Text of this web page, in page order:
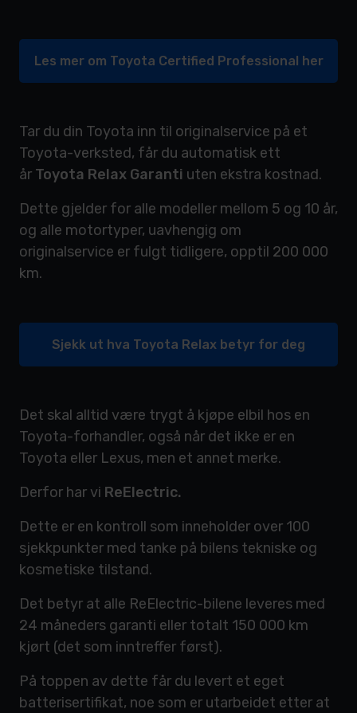
Les mer om Toyota Certified Professional her
Tar du din Toyota inn til originalservice på et
Toyota-verksted, får du automatisk ett
år Toyota Relax Garanti uten ekstra kostnad.
Dette gjelder for alle modeller mellom 5 og 10 år,
og alle motortyper, uavhengig om
originalservice er fulgt tidligere, opptil 200 000
km.
Sjekk ut hva Toyota Relax betyr for deg
Det skal alltid være trygt å kjøpe elbil hos en
Toyota-forhandler, også når det ikke er en
Toyota eller Lexus, men et annet merke.
Derfor har vi ReElectric.
Dette er en kontroll som inneholder over 100
sjekkpunkter med tanke på bilens tekniske og
kosmetiske tilstand.
Det betyr at alle ReElectric-bilene leveres med
24 måneders garanti eller totalt 150 000 km
kjørt (det som inntreffer først).
På toppen av dette får du levert et eget
batterisertifikat, noe som er utarbeidet etter at